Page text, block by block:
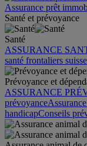
Assurance prêt
Santé et prévoyance
Santé
ASSURANCE
santé frontaliers
Prévoyance et
ASSURANCE
prévoyance
handicapConseils